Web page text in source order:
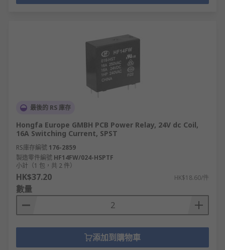
最後的 RS 庫存
Hongfa Europe GMBH PCB Power Relay, 24V dc Coil,
16A Switching Current, SPST
RS庫存編號 176-2859
製造零件編號 HF14FW/024-HSPTF
小計（1 包，共 2 件）
HK$37.20 HK$18.60/件
數量
添加到購物車